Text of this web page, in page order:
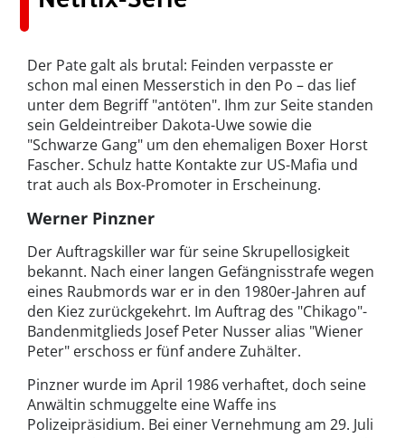
Der Pate galt als brutal: Feinden verpasste er
schon mal einen Messerstich in den Po – das lief
unter dem Begriff "antöten". Ihm zur Seite standen
sein Geldeintreiber Dakota-Uwe sowie die
"Schwarze Gang" um den ehemaligen Boxer Horst
Fascher. Schulz hatte Kontakte zur US-Mafia und
trat auch als Box-Promoter in Erscheinung.
Werner Pinzner
Der Auftragskiller war für seine Skrupellosigkeit
bekannt. Nach einer langen Gefängnisstrafe wegen
eines Raubmords war er in den 1980er-Jahren auf
den Kiez zurückgekehrt. Im Auftrag des "Chikago"-
Bandenmitglieds Josef Peter Nusser alias "Wiener
Peter" erschoss er fünf andere Zuhälter.
Pinzner wurde im April 1986 verhaftet, doch seine
Anwältin schmuggelte eine Waffe ins
Polizeipräsidium. Bei einer Vernehmung am 29. Juli